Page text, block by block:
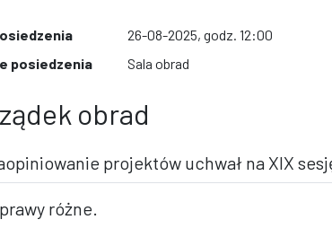
26-08-2025, godz. 12:00
posiedzenia
Sala obrad
obrad
projektów uchwał na XIX
różne.